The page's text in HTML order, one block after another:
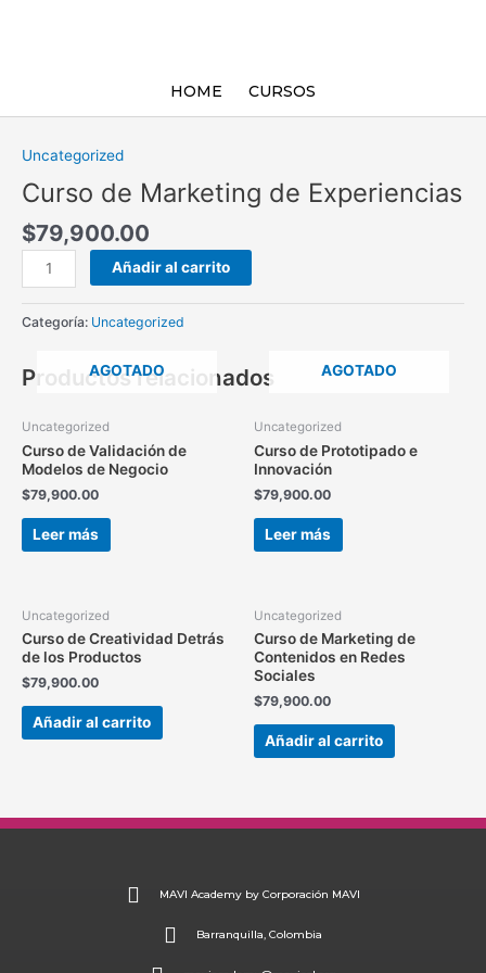
HOME CURSOS
Uncategorized
Curso de Marketing de Experiencias
$79,900.00
de
de
Experiencias
cantidad
Añadir al carrito
Categoría: Uncategorized
Productos relacionados
AGOTADO
Uncategorized
Curso de Validación de
Modelos de Negocio
$79,900.00
Leer más
AGOTADO
Uncategorized
Curso de Prototipado e
Innovación
$79,900.00
Leer más
Uncategorized
Curso de Creatividad Detrás
de los Productos
$79,900.00
Añadir al carrito
Uncategorized
Curso de Marketing de
Contenidos en Redes
Sociales
$79,900.00
Añadir al carrito
MAVI Academy by Corporación MAVI
Barranquilla, Colombia